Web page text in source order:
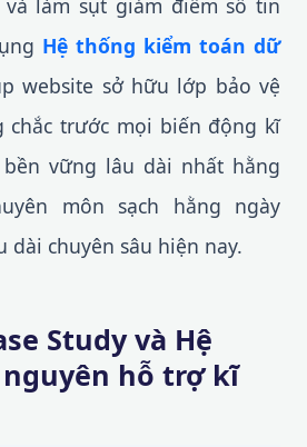
làm sụt giảm điểm số tin
Hệ thống kiểm toán dữ
website sở hữu lớp bảo vệ
chắc trước mọi biến động kĩ
vững lâu dài nhất hằng
môn sạch hằng ngày
dài chuyên sâu hiện nay.
Study và Hệ
hỗ trợ kĩ